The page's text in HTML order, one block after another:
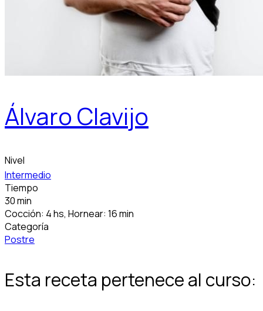
Álvaro Clavijo
Nivel
Intermedio
Tiempo
30 min
Cocción: 4 hs, Hornear: 16 min
Categoría
Postre
Esta receta pertenece al curso: